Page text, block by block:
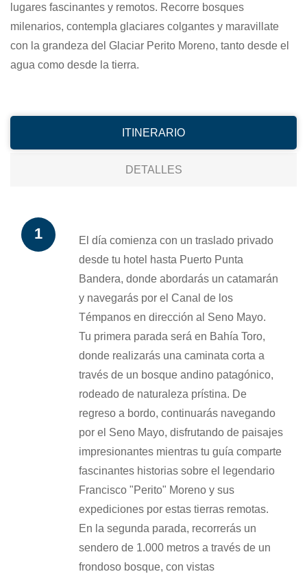
lugares fascinantes y remotos. Recorre bosques
milenarios, contempla glaciares colgantes y maravillate
con la grandeza del Glaciar Perito Moreno, tanto desde el
agua como desde la tierra.
ITINERARIO
DETALLES
El día comienza con un traslado privado
desde tu hotel hasta Puerto Punta
Bandera, donde abordarás un catamarán
y navegarás por el Canal de los
Témpanos en dirección al Seno Mayo.
Tu primera parada será en Bahía Toro,
donde realizarás una caminata corta a
través de un bosque andino patagónico,
rodeado de naturaleza prístina. De
regreso a bordo, continuarás navegando
por el Seno Mayo, disfrutando de paisajes
impresionantes mientras tu guía comparte
fascinantes historias sobre el legendario
Francisco "Perito" Moreno y sus
expediciones por estas tierras remotas.
En la segunda parada, recorrerás un
sendero de 1.000 metros a través de un
frondoso bosque, con vistas